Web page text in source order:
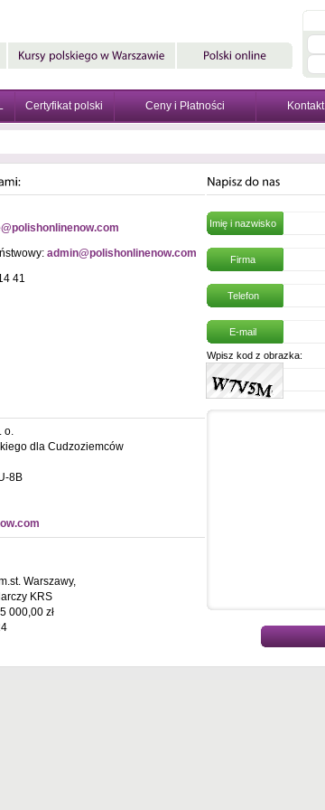
Certyfikat polski Ceny i Płatności Kontakt
admin@polishonlinenow.com
41
o.
dla Cudzoziemców
8B
Warszawy,
KRS
000,00 zł
Imię i nazwisko
Firma
Telefon
E-mail
Wpisz kod z obrazka: